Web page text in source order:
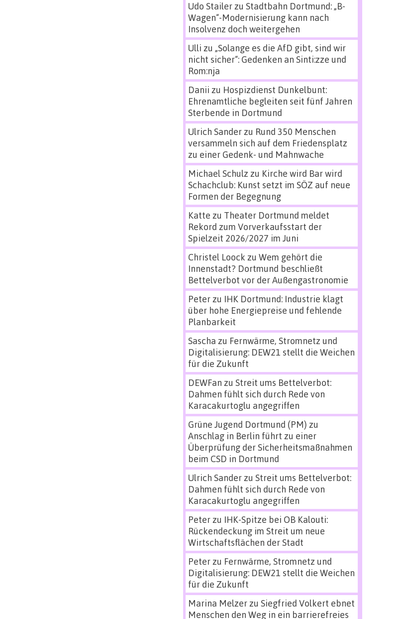
Udo Stailerzu Stadtbahn Dortmund: „B-
Wagen“-Modernisierung kann nach
Insolvenz doch weitergehen
Ulli zu „Solange es die AfD gibt, sind wir
nicht sicher“: Gedenken an Sinti:zze und
Rom:nja
Danii zu Hospizdienst Dunkelbunt:
Ehrenamtliche begleiten seit fünf Jahren
Sterbende in Dortmund
Ulrich Sanderzu Rund 350 Menschen
versammeln sich auf dem Friedensplatz
zu einer Gedenk- und Mahnwache
Michael Schulz zu Kirche wird Bar wird
Schachclub: Kunst setzt im SÖZ auf neue
Formen der Begegnung
Katte zu Theater Dortmund meldet
Rekord zum Vorverkaufsstart der
Spielzeit 2026/2027 im Juni
Christel Loock zu Wem gehört die
Innenstadt? Dortmund beschließt
Bettelverbot vor der Außengastronomie
Peterzu IHK Dortmund: Industrie klagt
über hohe Energiepreise und fehlende
Planbarkeit
Sascha zu Fernwärme, Stromnetz und
Digitalisierung: DEW21 stellt die Weichen
für die Zukunft
DEWFan zu Streit ums Bettelverbot:
Dahmen fühlt sich durch Rede von
Karacakurtoglu angegriffen
Grüne Jugend Dortmund (PM) zu
Anschlag in Berlin führt zu einer
Überprüfung der Sicherheitsmaßnahmen
beim CSD in Dortmund
Ulrich Sanderzu Streit ums Bettelverbot:
Dahmen fühlt sich durch Rede von
Karacakurtoglu angegriffen
Peterzu IHK-Spitze bei OB Kalouti:
Rückendeckung im Streit um neue
Wirtschaftsflächen der Stadt
Peterzu Fernwärme, Stromnetz und
Digitalisierung: DEW21 stellt die Weichen
für die Zukunft
Marina Melzerzu Siegfried Volkert ebnet
Menschen den Weg in ein barrierefreies